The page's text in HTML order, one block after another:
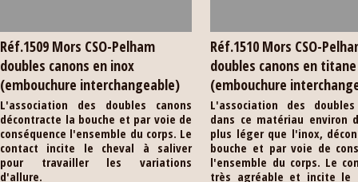
Réf.1509 Mors CSO-Pelham
doubles canons en inox
(embouchure interchangeable)
L'association des doubles canons
décontracte la bouche et par voie de
conséquence l'ensemble du corps. Le
contact incite le cheval à saliver
pour travailler les variations
d'allure.
Réf.1510 Mors CSO-
doubles canons en titane
(embouchure
L'association des
dans ce matériau environ
plus léger que l'inox,
bouche et par voie de
l'ensemble du corps. Le
très agréable et incite le